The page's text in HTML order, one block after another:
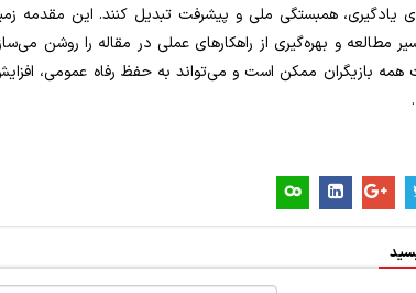
یادگیری، همبستگی ملی و پیشرفت تبدیل کنند. این مقدمه
مطالعه و بهره‌گیری از راهکارهای عملی در مقاله را روشن
همه بازیگران ممکن است و می‌تواند به حفظ رفاه عمومی،